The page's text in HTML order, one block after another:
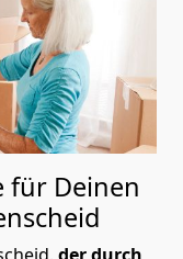
für Deinen